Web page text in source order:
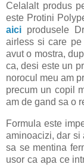
Celalalt produs
este Protini
aici produsele
airless si care pe
avut o mostra,
ca, desi este un
norocul meu am
precum un copil
am de gand sa o
Formula este
aminoacizi, dar si
sa se mentina
usor ca apa ce